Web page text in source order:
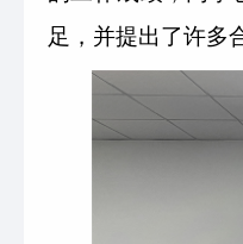
足，并提出了许多